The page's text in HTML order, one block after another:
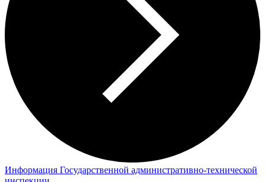
Информация Государственной административно-технической